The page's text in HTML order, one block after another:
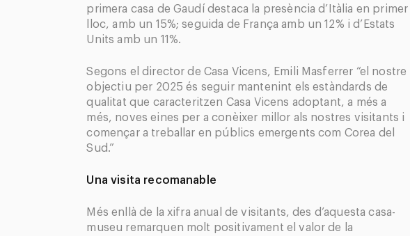
primera casa de Gaudí destaca la presència d’Itàlia en primer
lloc, amb un 15%; seguida de França amb un 12% i d’Estats
Units amb un 11%.
Segons el director de Casa Vicens, Emili Masferrer “el nostre
objectiu per 2025 és seguir mantenint els estàndards de
qualitat que caracteritzen Casa Vicens adoptant, a més a
més, noves eines per a conèixer millor als nostres visitants i
començar a treballar en públics emergents com Corea del
Sud.”
Una visita recomanable
Més enllà de la xifra anual de visitants, des d’aquesta casa-
museu remarquen molt positivament el valor de la